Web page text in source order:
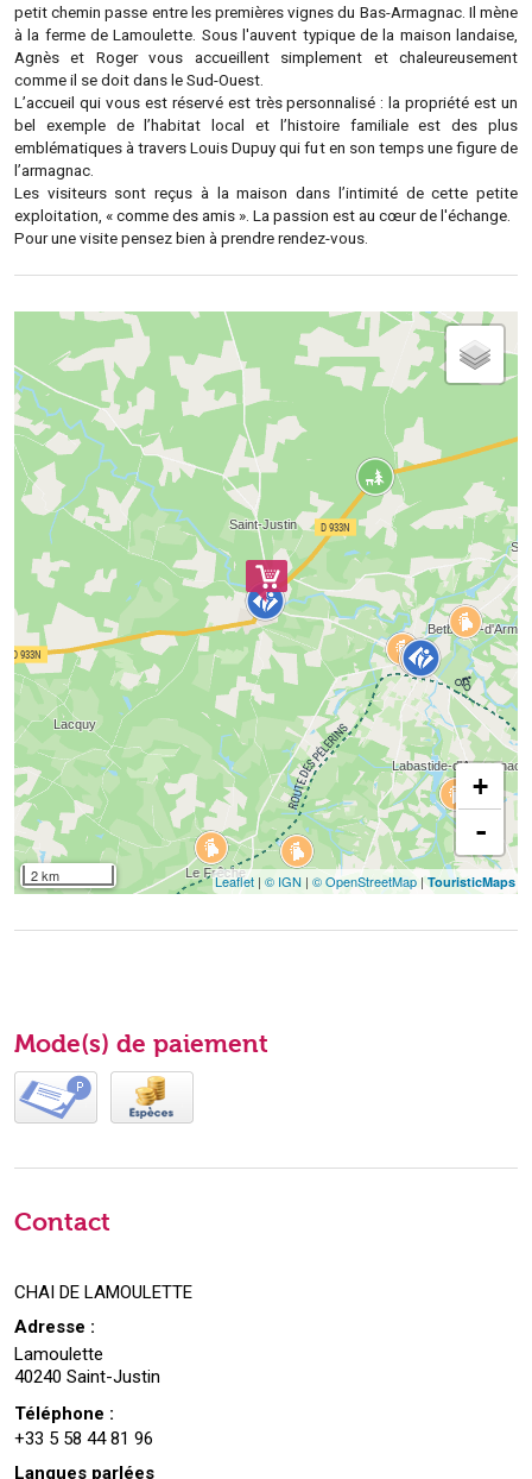
petit chemin passe entre les premières vignes du Bas-Armagnac. Il mène
à la ferme de Lamoulette. Sous l'auvent typique de la maison landaise,
Agnès et Roger vous accueillent simplement et chaleureusement
comme il se doit dans le Sud-Ouest.
L’accueil qui vous est réservé est très personnalisé : la propriété est un
bel exemple de l’habitat local et l’histoire familiale est des plus
emblématiques à travers Louis Dupuy qui fut en son temps une figure de
l’armagnac.
Les visiteurs sont reçus à la maison dans l’intimité de cette petite
exploitation, « comme des amis ». La passion est au cœur de l'échange.
Pour une visite pensez bien à prendre rendez-vous.
2 km
+
-
Leaflet | © IGN | © OpenStreetMap | TouristicMaps
Mode(s) de paiement
Contact
CHAI DE LAMOULETTE
Adresse :
Lamoulette
40240 Saint-Justin
Téléphone :
+33 5 58 44 81 96
Langues parlées